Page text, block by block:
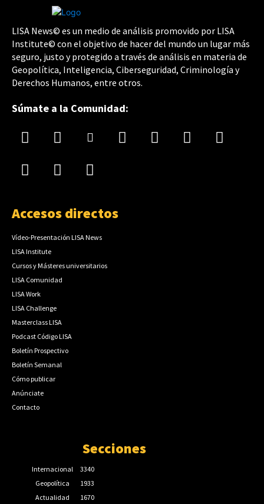
LISA News© es un medio de análisis promovido por LISA
Institute© con el objetivo de hacer del mundo un lugar más
seguro, justo y protegido a través de análisis en materia de
Geopolítica, Inteligencia, Ciberseguridad, Criminología y
Derechos Humanos, entre otros.
Súmate a la Comunidad:
Accesos directos
Vídeo-Presentación LISA News
LISA Institute
Cursos y Másteres universitarios
LISA Comunidad
LISA Work
LISA Challenge
Masterclass LISA
Podcast Código LISA
Boletín Prospectivo
Boletín Semanal
Cómo publicar
Anúnciate
Contacto
Secciones
Internacional
3340
Geopolítica
1933
Actualidad
1670